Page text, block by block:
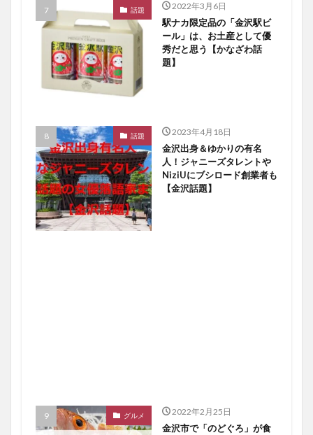
話題 2022年3月6日
駅ナカ限定品の「金沢駅ビ
ール」は、お土産として優
秀だと思う【かなざわ話
題】
話題 2023年4月18日
金沢出身＆ゆかりの有名
人！ジャニーズタレントや
NiziUにブシロード創業者も
【金沢話題】
グルメ 2022年2月25日
金沢市で「のどぐろ」が食